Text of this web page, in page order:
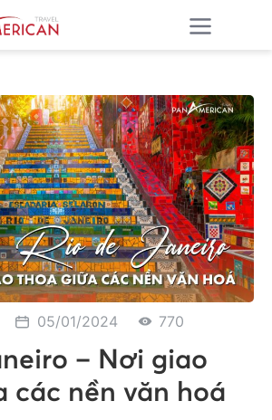
05/01/2024 770
– Nơi giao
các nền văn hoá